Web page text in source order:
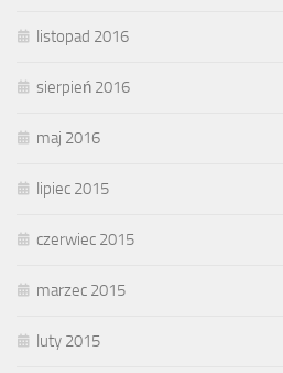
listopad 2016
sierpień 2016
maj 2016
lipiec 2015
czerwiec 2015
marzec 2015
luty 2015